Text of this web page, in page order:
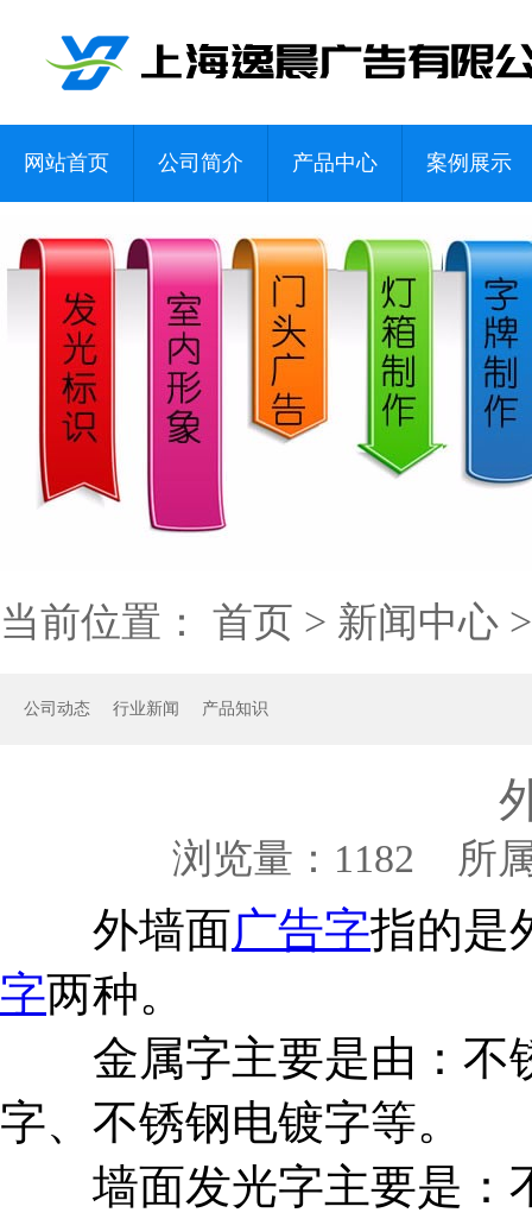
网站首页 公司简介 产品中心 案例展示
当前位置： 首页 > 新闻中心
公司动态 行业新闻 产品知识
浏览量： 1182 所
外墙面广告字指的是
字两种。
金属字主要是由：不
字、不锈钢电镀字等。
墙面发光字主要是：